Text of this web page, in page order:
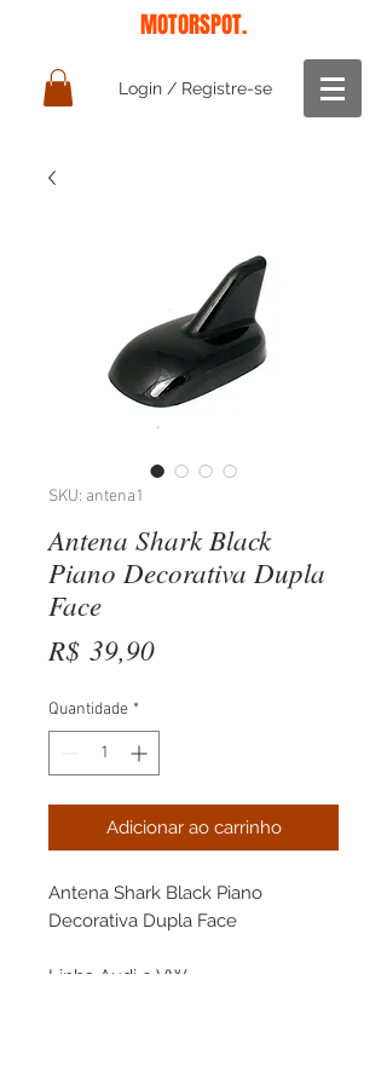
MOTORSPOT.
Login / Registre-se
SKU: antena1
Antena Shark Black
Piano Decorativa Dupla
Face
R$ 39,90Preço
Quantidade *
Adicionar ao carrinho
Antena Shark Black Piano
Decorativa Dupla Face
Linha Audi e VW